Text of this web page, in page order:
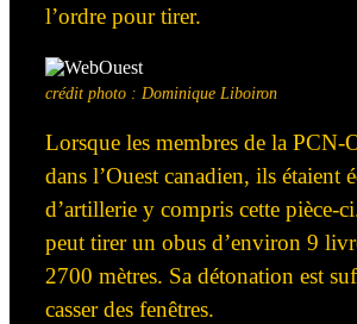
l’ordre pour tirer.
crédit photo : Dominique Liboiron
Lorsque les membres de la PCN-
dans l’Ouest canadien, ils étaient
d’artillerie y compris cette pièce-
peut tirer un obus d’environ 9
2700 mètres. Sa détonation est
casser des fenêtres.